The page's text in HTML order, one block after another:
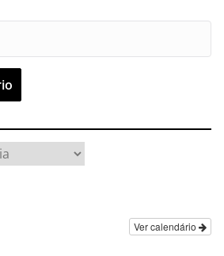
Ver calendário